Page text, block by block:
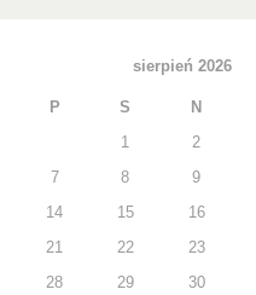
sierpień 2026
P S N
1 2
7 8 9
14 15 16
21 22 23
28 29 30